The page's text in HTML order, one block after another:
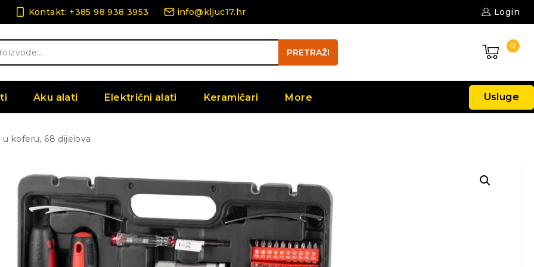
Kontakt: +385 98 938 3953 info@kljuc17.hr Login
PRETRAŽI
0
Aku alati Električni alati Keramičari More Usluge
u koferu, 68 dijelova